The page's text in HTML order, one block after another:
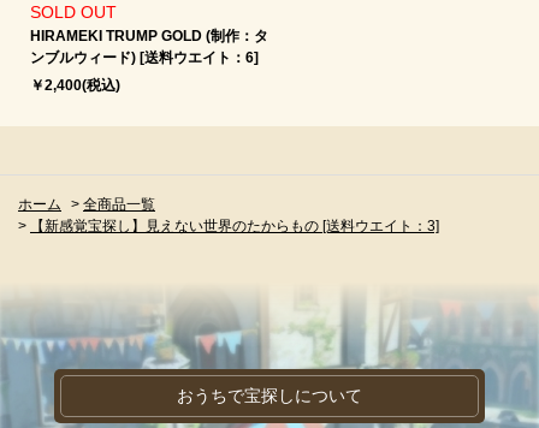
SOLD OUT
HIRAMEKI TRUMP GOLD (制作：タ
ンブルウィード) [送料ウエイト：6]
￥2,400(税込)
ホーム > 全商品一覧
>
【新感覚宝探し】見えない世界のたからもの [送料ウエイト：3]
おうちで宝探しについて